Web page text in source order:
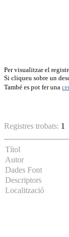
Per visualitzar el
Si cliqueu sobre un
També es pot fer una
Registres trobats: 1
Títol
Autor
Dades Font
Descriptors
Localització